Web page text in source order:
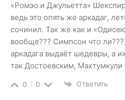
«Ромэо и Джульетта»
ведь это опять же аркадаг,
сочинил. Так же как и
вообще??? Симпсон что
аркадага выдаёт шедевры, а
так Достоевским,
0 0 Ответить